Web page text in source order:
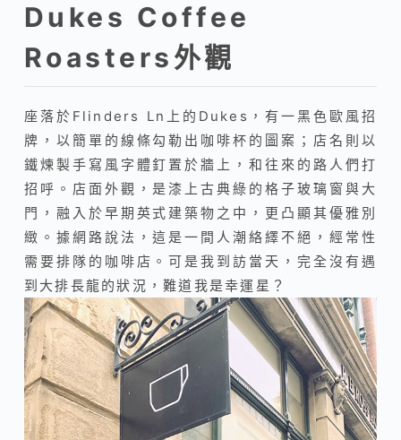
Dukes Coffee
Roasters外觀
座落於Flinders Ln上的Dukes，有一黑色歐風招
牌，以簡單的線條勾勒出咖啡杯的圖案；店名則以
鐵煉製手寫風字體釘置於牆上，和往來的路人們打
招呼。店面外觀，是漆上古典綠的格子玻璃窗與大
門，融入於早期英式建築物之中，更凸顯其優雅別
緻。據網路說法，這是一間人潮絡繹不絕，經常性
需要排隊的咖啡店。可是我到訪當天，完全沒有遇
到大排長龍的狀況，難道我是幸運星？